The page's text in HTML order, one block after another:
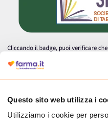
Questo sito web utilizza i
Utilizziamo i cookie per
Cliccando il badge, puoi verificare
autorizzata dal Ministero della
medicinali.